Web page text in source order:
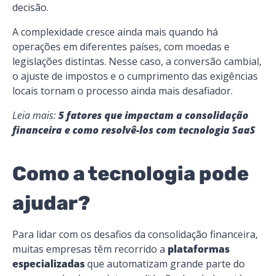
decisão.
A complexidade cresce ainda mais quando há
operações em diferentes países, com moedas e
legislações distintas. Nesse caso, a conversão cambial,
o ajuste de impostos e o cumprimento das exigências
locais tornam o processo ainda mais desafiador.
Leia mais:5 fatores que impactam a consolidação
financeira e como resolvê-los com tecnologia SaaS
Como a tecnologia pode
ajudar?
Para lidar com os desafios da consolidação financeira,
muitas empresas têm recorrido a plataformas
especializadasque automatizam grande parte do